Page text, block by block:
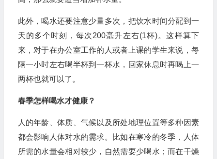
此外，喝水还要注意少量多次，把饮水时间分配到一
天的多个时刻，每次200毫升左右(1杯)。这样算下
来，对于在办公室工作的人或者上课的学生来说，每
隔一小时左右喝半杯到一杯水，回家休息时再喝上一
两杯也就可以了。
春季怎样喝水才健康？
人的年龄、体质、气候以及所处地理位置等多种因素
都会影响人体对水的需求。比如在寒冷的冬季，人体
所需的水量会相对较少，自然需要少喝水；而在干燥